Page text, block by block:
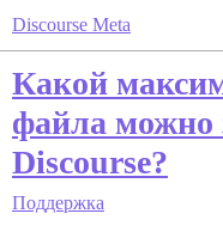
Discourse Meta
Какой
файла можно
Discourse?
Поддержка